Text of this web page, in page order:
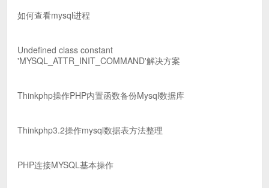
如何查看mysql进程
Undefined class constant
'MYSQL_ATTR_INIT_COMMAND'解决方案
Thinkphp操作PHP内置函数备份Mysql数据库
Thinkphp3.2操作mysql数据表方法整理
PHP连接MYSQL基本操作